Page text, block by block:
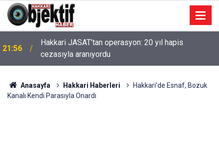
21:56
Hakkari JASAT’tan operasyon: 20 yıl hapis
cezasıyla aranıyordu
Anasayfa Hakkari Haberleri
Hakkari’de Esnaf, Bozuk
Kanalı Kendi Parasıyla Onardı